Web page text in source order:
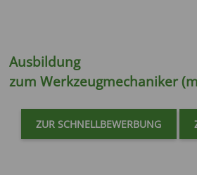
Ausbildung
zumWerkzeugmechaniker
ZUR SCHNELLBEWERBUNG